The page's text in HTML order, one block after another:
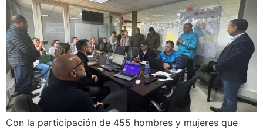
Con la participación de 455 hombres y mujeres que